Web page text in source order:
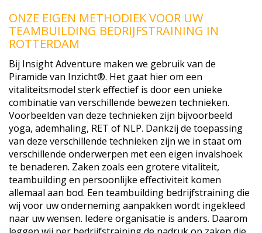
ONZE EIGEN METHODIEK VOOR UW
TEAMBUILDING BEDRIJFSTRAINING IN
ROTTERDAM
Bij Insight Adventure maken we gebruik van de
Piramide van Inzicht®. Het gaat hier om een
vitaliteitsmodel sterk effectief is door een unieke
combinatie van verschillende bewezen technieken.
Voorbeelden van deze technieken zijn bijvoorbeeld
yoga, ademhaling, RET of NLP. Dankzij de toepassing
van deze verschillende technieken zijn we in staat om
verschillende onderwerpen met een eigen invalshoek
te benaderen. Zaken zoals een grotere vitaliteit,
teambuilding en persoonlijke effectiviteit komen
allemaal aan bod. Een teambuilding bedrijfstraining die
wij voor uw onderneming aanpakken wordt ingekleed
naar uw wensen. Iedere organisatie is anders. Daarom